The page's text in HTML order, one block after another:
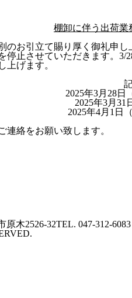
棚卸に伴う出荷業
お引立て賜り厚く御礼申し
止させていただきます。
上げます。
2025年3月28日
2025年3月31
2025年4月1日
連絡をお願い致します。
原木2526-32TEL. 047-312-